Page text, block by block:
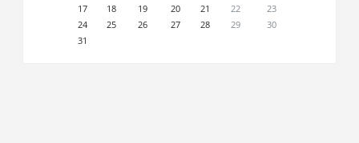
17
18 19 20 21 22
23
24
25 26 27 28 29
30
31